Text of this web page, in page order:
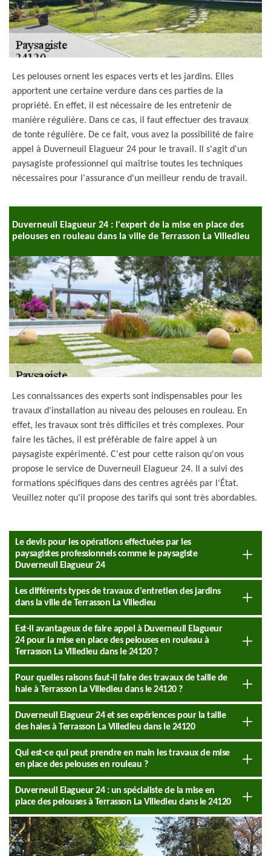
Les pelouses ornent les espaces verts et les jardins. Elles
apportent une certaine verdure dans ces parties de la
propriété. En effet, il est nécessaire de les entretenir de
manière régulière. Dans ce cas, il faut effectuer des travaux
de tonte régulière. De ce fait, vous avez la possibilité de faire
appel à Duverneuil Elagueur 24 pour le travail. Il s'agit d'un
paysagiste professionnel qui maîtrise toutes les techniques
nécessaires pour l'assurance d'un meilleur rendu de travail.
Duverneuil Elagueur 24 : l'expert de la mise en place des
pelouses en rouleau dans la ville de Terrasson La Villedieu
Les connaissances des experts sont indispensables pour les
travaux d'installation au niveau des pelouses en rouleau. En
effet, les travaux sont très difficiles et très complexes. Pour
faire les tâches, il est préférable de faire appel à un
paysagiste expérimenté. C'est pour cette raison qu'on vous
propose le service de Duverneuil Elagueur 24. Il a suivi des
formations spécifiques dans des centres agréés par l'État.
Veuillez noter qu'il propose des tarifs qui sont très abordables.
Le devis pour les opérations effectuées par les
paysagistes professionnels comme le paysagiste
Duverneuil Elagueur 24
Les différents types de travaux d'entretien des jardins
dans la ville de Terrasson La Villedieu
Est-il avantageux de faire appel à Duverneuil Elagueur
24 pour la mise en place des pelouses en rouleau à
Terrasson La Villedieu dans le 24120 ?
Pour quelles raisons faut-il faire des travaux de taille de
haie à Terrasson La Villedieu dans le 24120 ?
Duverneuil Elagueur 24 et ses expériences pour la taille
des haies à Terrasson La Villedieu dans le 24120
Qui est-ce qui peut prendre en main les travaux de mise
en place des pelouses en rouleau ?
Duverneuil Elagueur 24 : un spécialiste de la mise en
place des pelouses à Terrasson La Villedieu dans le 24120